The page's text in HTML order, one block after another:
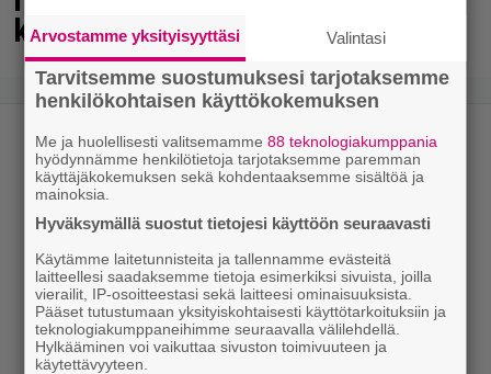
kahteen asiaan
Arvostamme yksityisyyttäsi Valintasi
Tarvitsemme suostumuksesi tarjotaksemme
henkilökohtaisen käyttökokemuksen
Me ja huolellisesti valitsemamme88 teknologiakumppania
hyödynnämme henkilötietoja tarjotaksemme paremman
käyttäjäkokemuksen sekä kohdentaaksemme sisältöä ja
mainoksia.
Hyväksymällä suostut tietojesi käyttöön seuraavasti
Käytämme laitetunnisteita ja tallennamme evästeitä
laitteellesi saadaksemme tietoja esimerkiksi sivuista, joilla
vierailit, IP-osoitteestasi sekä laitteesi ominaisuuksista.
Pääset tutustumaan yksityiskohtaisesti käyttötarkoituksiin ja
teknologiakumppaneihimme seuraavalla välilehdellä.
Hylkääminen voi vaikuttaa sivuston toimivuuteen ja
käytettävyyteen.